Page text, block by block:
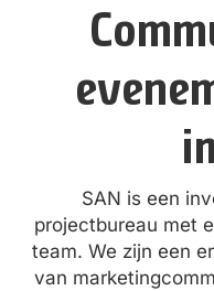
SAN is een
projectbureau met
team. We zijn een
van